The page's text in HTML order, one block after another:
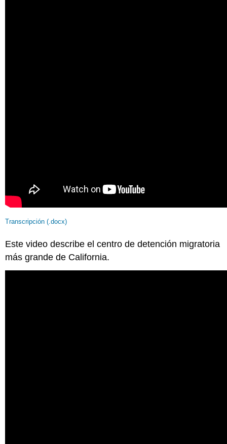
Transcripción (.docx)
Este video describe el centro de detención migratoria
más grande de California.